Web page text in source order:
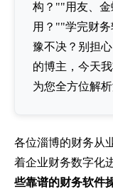
构？""用友、
用？""学完财
豫不决？别担
的博主，今天
为您全方位解
各位淄博的财务从
着企业财务数字化
些靠谱的财务软件